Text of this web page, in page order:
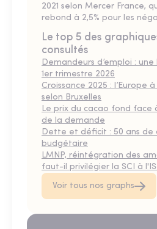
2021 selon Mercer France,
rebond à 2,5% pour les
Le top 5 des
consultés
Demandeurs d’emploi :
1er trimestre 2026
Croissance 2025 : l’Europe
selon Bruxelles
Le prix du cacao fond face
de la demande
Dette et déficit : 50 ans de
budgétaire
LMNP, réintégration des
faut-il privilégier la SCI à l'IS
Voir tous nos graphs